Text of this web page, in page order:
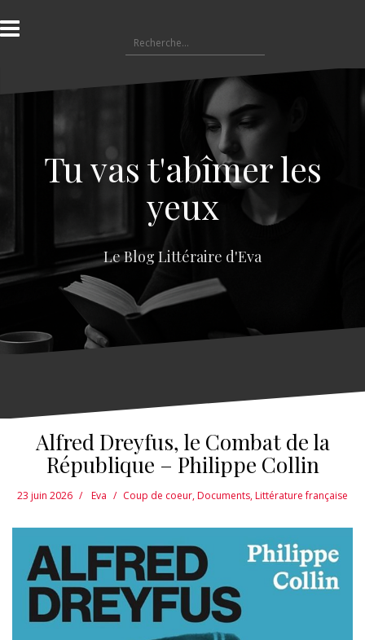
l
a
e
e
Tu vas t'abîmer les
yeux
Le Blog Littéraire d'Eva
Alfred Dreyfus, le Combat de la
République – Philippe Collin
23 juin 2026 Eva Coup de coeur,Documents,Littérature française